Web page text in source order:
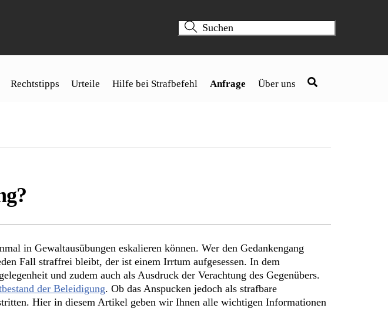
Rechtstipps Urteile Hilfe bei Strafbefehl Anfrage Über uns
in Gewaltausübungen eskalieren können. Wer den Gedankengang
Fall straffrei bleibt, der ist einem Irrtum aufgesessen. In dem
und zudem auch als Ausdruck der Verachtung des Gegenübers.
der Beleidigung. Ob das Anspucken jedoch als strafbare
Hier in diesem Artikel geben wir Ihnen alle wichtigen Informationen